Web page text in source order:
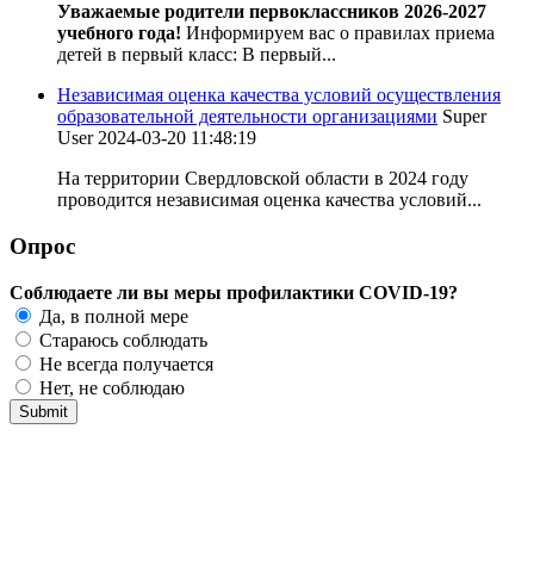
Уважаемые родители первоклассников 2026-2027
учебного года! Информируем вас о правилах приема
детей в первый класс: В первый...
Независимая оценка качества условий осуществления
образовательной деятельности организациями Super
User 2024-03-20 11:48:19
На территории Свердловской области в 2024 году
проводится независимая оценка качества условий...
Опрос
Соблюдаете ли вы меры профилактики COVID-19?
Да, в полной мере
Стараюсь соблюдать
Не всегда получается
Нет, не соблюдаю